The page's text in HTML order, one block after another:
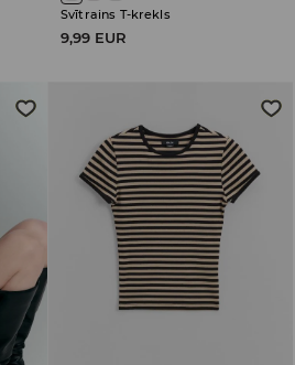
Svītrains T-krekls
9,99 EUR